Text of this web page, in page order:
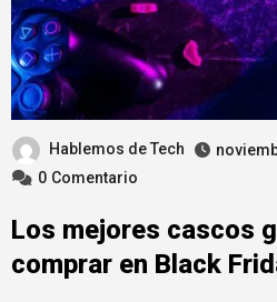
Hablemos de Tech
0 Comentario
Los mejores cascos
comprar en Black